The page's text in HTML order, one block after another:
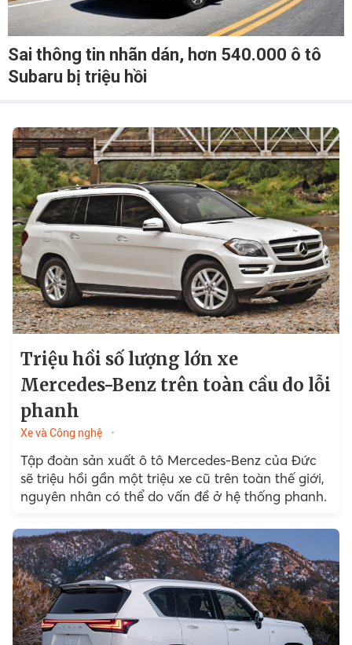
Sai thông tin nhãn dán, hơn 540.000 ô tô
Subaru bị triệu hồi
Triệu hồi số lượng lớn xe
Mercedes-Benz trên toàn cầu do lỗi
phanh
Xe và Công nghệ
Tập đoàn sản xuất ô tô Mercedes-Benz của Đức
sẽ triệu hồi gần một triệu xe cũ trên toàn thế giới,
nguyên nhân có thể do vấn đề ở hệ thống phanh.